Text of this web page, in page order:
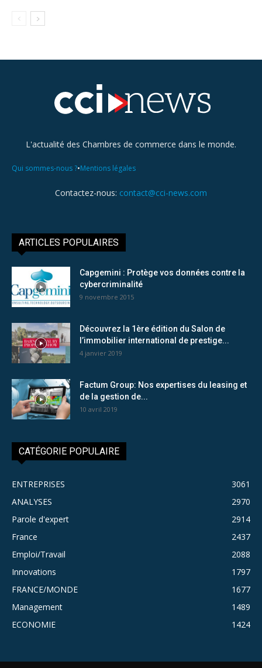
L'actualité des Chambres de commerce dans le monde.
Qui sommes-nous ?•Mentions légales
Contactez-nous: contact@cci-news.com
ARTICLES POPULAIRES
Capgemini : Protège vos données contre la
cybercriminalité
9 novembre 2015
Découvrez la 1ère édition du Salon de
l’immobilier international de prestige...
4 janvier 2019
Factum Group: Nos expertises du leasing et
de la gestion de...
10 avril 2019
CATÉGORIE POPULAIRE
ENTREPRISES
3061
ANALYSES
2970
Parole d'expert
2914
France
2437
Emploi/Travail
2088
Innovations
1797
FRANCE/MONDE
1677
Management
1489
ECONOMIE
1424